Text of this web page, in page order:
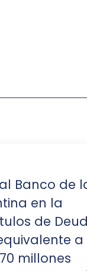
Banco de
en la
de
a
millones